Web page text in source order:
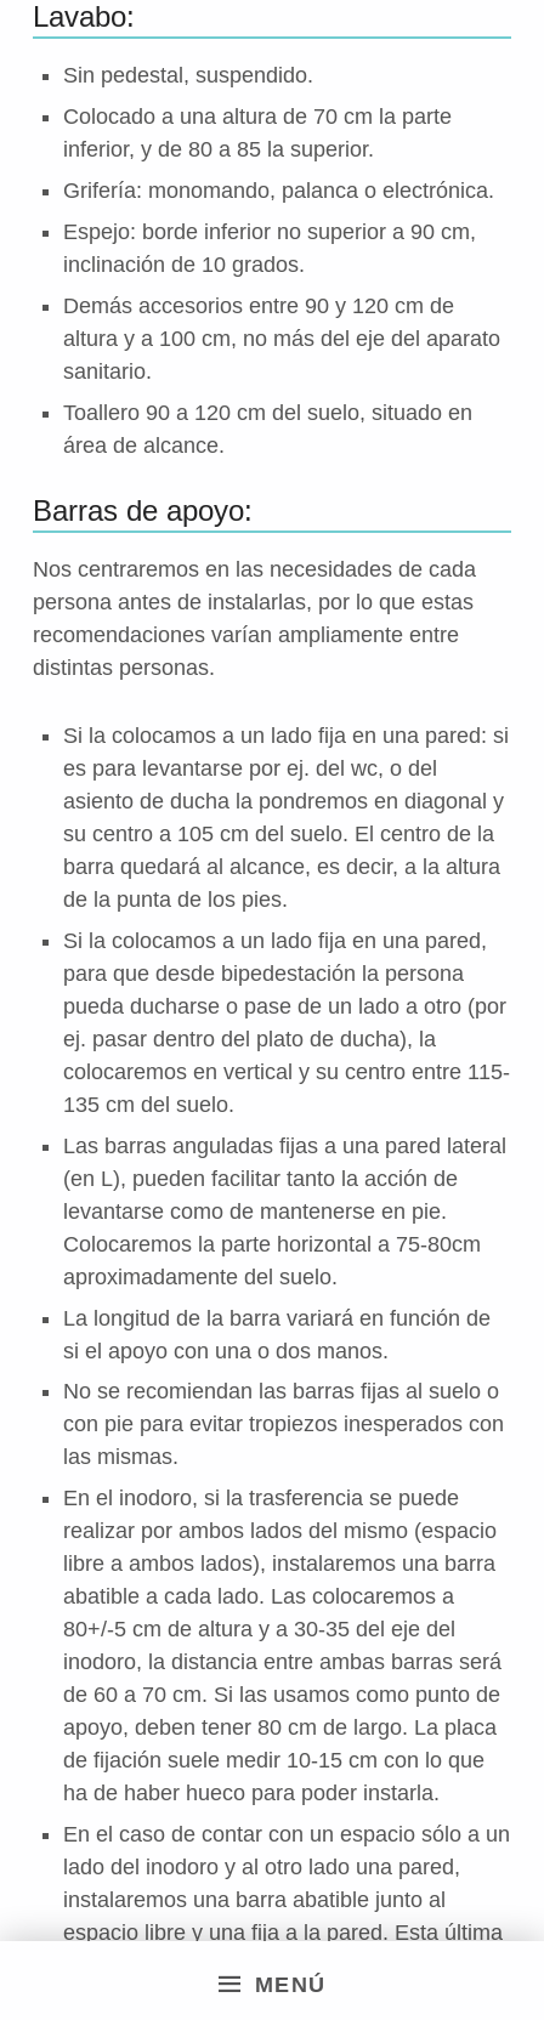
MENÚ
Lavabo:
Sin pedestal, suspendido.
Colocado a una altura de 70 cm la parte
inferior, y de 80 a 85 la superior.
Grifería: monomando, palanca o electrónica.
Espejo: borde inferior no superior a 90 cm,
inclinación de 10 grados.
Demás accesorios entre 90 y 120 cm de
altura y a 100 cm, no más del eje del aparato
sanitario.
Toallero 90 a 120 cm del suelo, situado en
área de alcance.
Barras de apoyo:
Nos centraremos en las necesidades de cada
persona antes de instalarlas, por lo que estas
recomendaciones varían ampliamente entre
distintas personas.
Si la colocamos a un lado fija en una pared: si
es para levantarse por ej. del wc, o del
asiento de ducha la pondremos en diagonal y
su centro a 105 cm del suelo. El centro de la
barra quedará al alcance, es decir, a la altura
de la punta de los pies.
Si la colocamos a un lado fija en una pared,
para que desde bipedestación la persona
pueda ducharse o pase de un lado a otro (por
ej. pasar dentro del plato de ducha), la
colocaremos en vertical y su centro entre 115-
135 cm del suelo.
Las barras anguladas fijas a una pared lateral
(en L), pueden facilitar tanto la acción de
levantarse como de mantenerse en pie.
Colocaremos la parte horizontal a 75-80cm
aproximadamente del suelo.
La longitud de la barra variará en función de
si el apoyo con una o dos manos.
No se recomiendan las barras fijas al suelo o
con pie para evitar tropiezos inesperados con
las mismas.
En el inodoro, si la trasferencia se puede
realizar por ambos lados del mismo (espacio
libre a ambos lados), instalaremos una barra
abatible a cada lado. Las colocaremos a
80+/-5 cm de altura y a 30-35 del eje del
inodoro, la distancia entre ambas barras será
de 60 a 70 cm. Si las usamos como punto de
apoyo, deben tener 80 cm de largo. La placa
de fijación suele medir 10-15 cm con lo que
ha de haber hueco para poder instarla.
En el caso de contar con un espacio sólo a un
lado del inodoro y al otro lado una pared,
instalaremos una barra abatible junto al
espacio libre y una fija a la pared. Esta última
105 cm del suelo aproximadamente o en